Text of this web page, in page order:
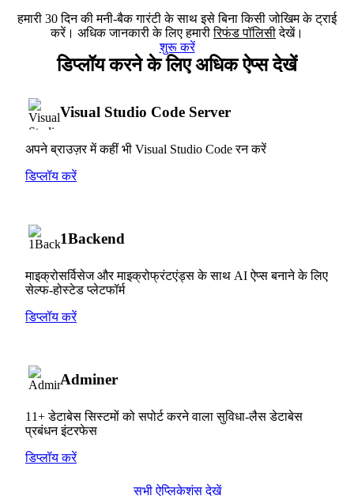
हमारी 30 दिन की मनी-बैक गारंटी के साथ इसे बिना किसी जोखिम के ट्राई
करें। अधिक जानकारी के लिए हमारीरिफंड पॉलिसीदेखें।
शुरू करें
डिप्लॉय करने के लिए अधिक ऐप्स देखें
Visual Studio Code Server
अपने ब्राउज़र में कहीं भी Visual Studio Code रन करें
डिप्लॉय करें
1Backend
माइक्रोसर्विसेज और माइक्रोफ्रंटएंड्स के साथ AI ऐप्स बनाने के लिए
सेल्फ-होस्टेड प्लेटफॉर्म
डिप्लॉय करें
Adminer
11+ डेटाबेस सिस्टमों को सपोर्ट करने वाला सुविधा-लैस डेटाबेस
प्रबंधन इंटरफेस
डिप्लॉय करें
सभी ऐप्लिकेशंस देखें